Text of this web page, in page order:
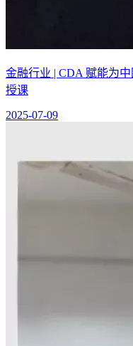
金融行业 | CDA 赋能为
授课
2025-07-09